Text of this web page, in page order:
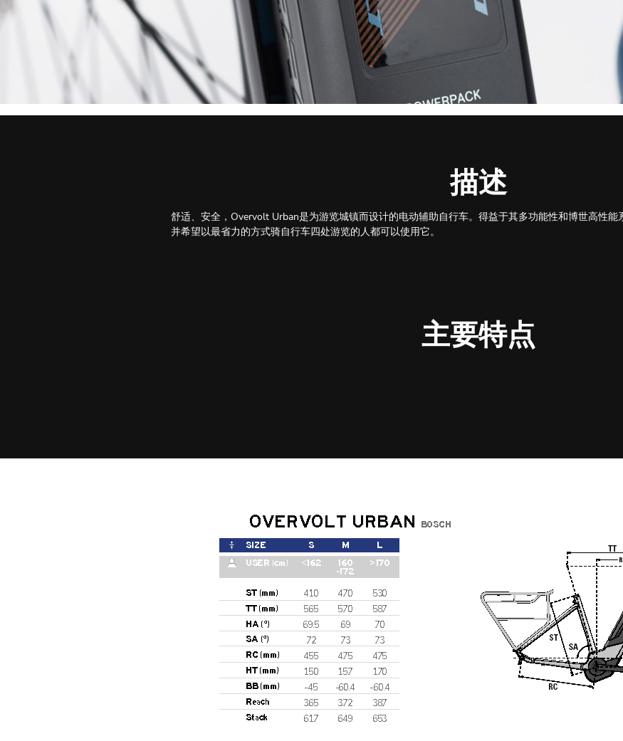
描述
舒适、安全，Overvolt Urban是为游览城镇而设计的电动辅助自行车。得益于其多功能性和博世高性
并希望以最省力的方式骑自行车四处游览的人都可以使用它。
主要特点